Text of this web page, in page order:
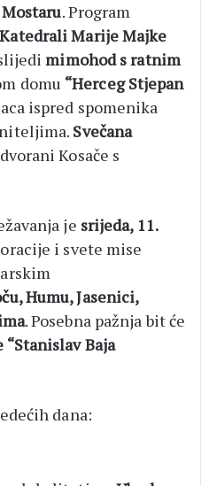
. Program
Katedrali Marije Majke
mimohod s ratnim
domu “Herceg Stjepan
ispred spomenika
Svečana
Kosače s
je srijeda, 11.
i svete mise
Humu, Jasenici,
. Posebna pažnja bit će
“Stanislav Baja
dana: